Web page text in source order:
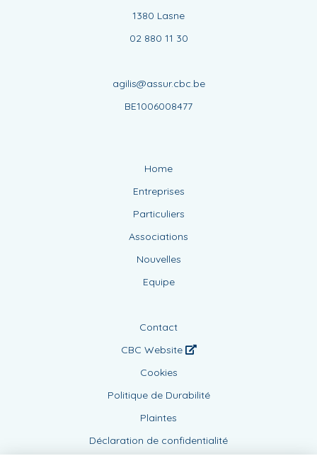
1380 Lasne
02 880 11 30
agilis@assur.cbc.be
BE1006008477
Home
Entreprises
Particuliers
Associations
Nouvelles
Equipe
Contact
CBC Website
Cookies
Politique de Durabilité
Plaintes
Déclaration de confidentialité